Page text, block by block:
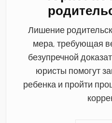
Лишение
мера, требующая
безупречной
юристы помогут
ребенка и пройти